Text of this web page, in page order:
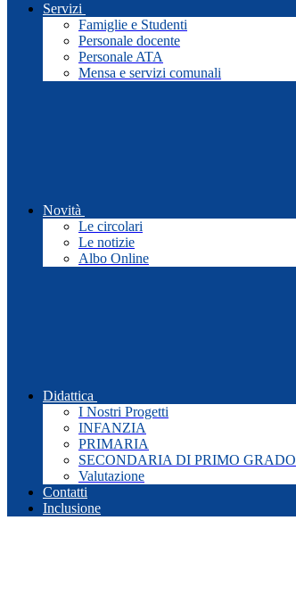
Servizi
Famiglie e Studenti
Personale docente
Personale ATA
Mensa e servizi comunali
Novità
Le circolari
Le notizie
Albo Online
Didattica
I Nostri Progetti
INFANZIA
PRIMARIA
SECONDARIA DI PRIMO GRADO
Valutazione
Contatti
Inclusione